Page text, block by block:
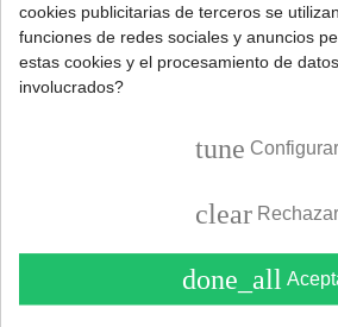
Características botellero nevera:
Compartimento: Inferior.
Material: Plástico.
Sin frenabotellas.
Serigrafía: Balay.
cookies publicitarias de terceros se
funciones de redes sociales y anuncios
estas cookies y el procesamiento de
involucrados?
tune Configurar
clear Rechazar
done_all